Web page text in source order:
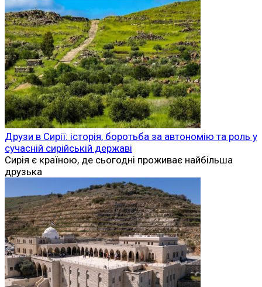
Друзи в Сирії: історія, боротьба за автономію та роль у
сучасній сирійській державі
Сирія є країною, де сьогодні проживає найбільша
друзька